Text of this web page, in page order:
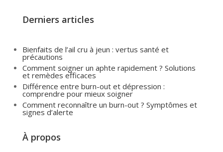
Derniers articles
Bienfaits de l’ail cru à jeun : vertus santé et
précautions
Comment soigner un aphte rapidement ? Solutions
et remèdes efficaces
Différence entre burn-out et dépression :
comprendre pour mieux soigner
Comment reconnaître un burn-out ? Symptômes et
signes d’alerte
À propos